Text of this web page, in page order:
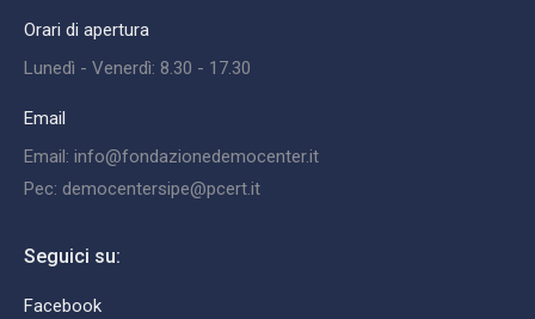
Orari di apertura
Lunedì - Venerdì: 8.30 - 17.30
Email
Email: info@fondazionedemocenter.it
Pec: democentersipe@pcert.it
Seguici su:
Facebook